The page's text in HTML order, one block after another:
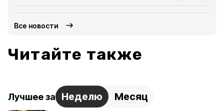
Все новости
Читайте также
Лучшее за Неделю Месяц